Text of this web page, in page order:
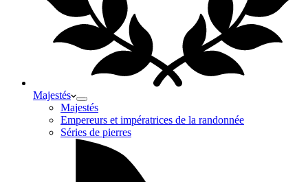
Majestés
Majestés
Empereurs et impératrices de la randonnée
Séries de pierres